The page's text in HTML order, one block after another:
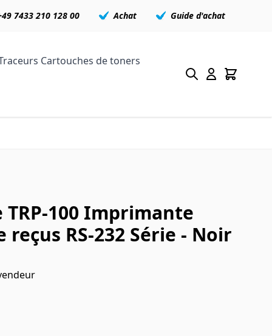
7433 210 128 00 Achat Guide d'achat
Cartouches de toners
TRP-100 Imprimante
RS-232 Série - Noir